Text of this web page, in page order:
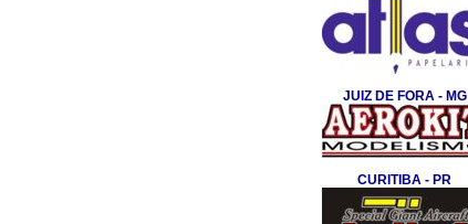
JUIZ DE FORA - MG
CURITIBA - PR